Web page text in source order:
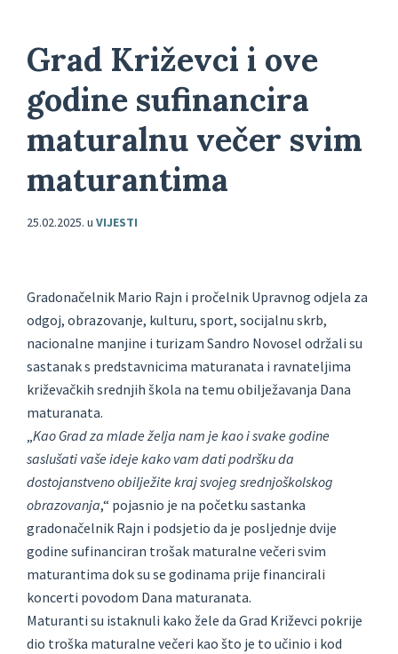
Grad Križevci i ove
godine sufinancira
maturalnu večer svim
maturantima
25.02.2025. u VIJESTI
Gradonačelnik Mario Rajn i pročelnik Upravnog odjela za
odgoj, obrazovanje, kulturu, sport, socijalnu skrb,
nacionalne manjine i turizam Sandro Novosel održali su
sastanak s predstavnicima maturanata i ravnateljima
križevačkih srednjih škola na temu obilježavanja Dana
maturanata.
„Kao Grad za mlade želja nam je kao i svake godine
saslušati vaše ideje kako vam dati podršku da
dostojanstveno obilježite kraj svojeg srednjoškolskog
obrazovanja,“ pojasnio je na početku sastanka
gradonačelnik Rajn i podsjetio da je posljednje dvije
godine sufinanciran trošak maturalne večeri svim
maturantima dok su se godinama prije financirali
koncerti povodom Dana maturanata.
Maturanti su istaknuli kako žele da Grad Križevci pokrije
dio troška maturalne večeri kao što je to učinio i kod